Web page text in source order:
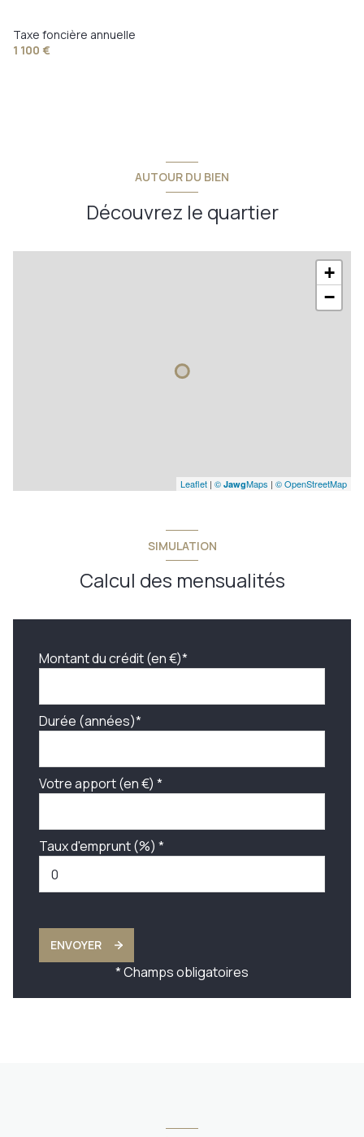
Taxe foncière annuelle
1 100 €
AUTOUR DU BIEN
Découvrez le quartier
+
−
Leaflet | © JawgMaps | © OpenStreetMap
SIMULATION
Calcul des mensualités
Montant du crédit (en €)*
Durée (années)*
Votre apport (en €) *
Taux d'emprunt (%) *
ENVOYER
* Champs obligatoires